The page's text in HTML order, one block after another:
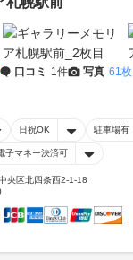
口コミ 1件 写真 61枚
日祝OK 駐車場有
子マネー決済可
央区北四条西2-1-18